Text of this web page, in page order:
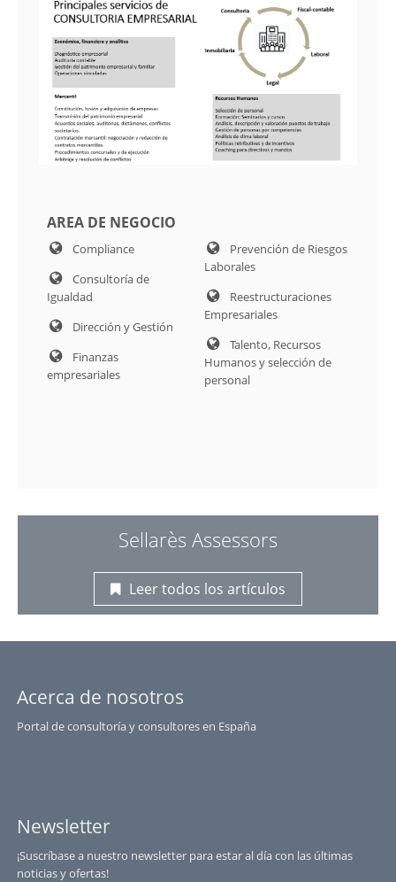
AREA DE NEGOCIO
Compliance
Consultoría de
Igualdad
Dirección y Gestión
Finanzas
empresariales
Prevención de Riesgos
Laborales
Reestructuraciones
Empresariales
Talento, Recursos
Humanos y selección de
personal
Sellarès Assessors
Leer todos los artículos
Acerca de nosotros
Portal de consultoría y consultores en España
Newsletter
¡Suscríbase a nuestro newsletter para estar al día con las últimas
noticias y ofertas!